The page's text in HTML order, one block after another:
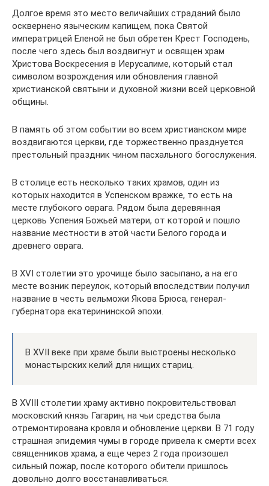
Долгое время это место величайших страданий было
осквернено языческим капищем, пока Святой
императрицей Еленой не был обретен Крест Господень,
после чего здесь был воздвигнут и освящен храм
Христова Воскресения в Иерусалиме, который стал
символом возрождения или обновления главной
христианской святыни и духовной жизни всей церковной
общины.
В память об этом событии во всем христианском мире
воздвигаются церкви, где торжественно празднуется
престольный праздник чином пасхального богослужения.
В столице есть несколько таких храмов, один из
которых находится в Успенском вражке, то есть на
месте глубокого оврага. Рядом была деревянная
церковь Успения Божьей матери, от которой и пошло
название местности в этой части Белого города и
древнего оврага.
В XVI столетии это урочище было засыпано, а на его
месте возник переулок, который впоследствии получил
название в честь вельможи Якова Брюса, генерал-
губернатора екатерининской эпохи.
В XVII веке при храме были выстроены несколько
монастырских келий для нищих стариц.
В XVIII столетии храму активно покровительствовал
московский князь Гагарин, на чьи средства была
отремонтирована кровля и обновление церкви. В 71 году
страшная эпидемия чумы в городе привела к смерти всех
священников храма, а еще через 2 года произошел
сильный пожар, после которого обители пришлось
довольно долго восстанавливаться.